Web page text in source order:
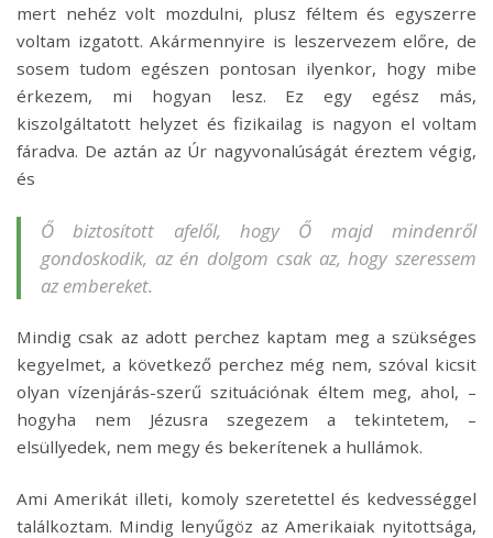
mert nehéz volt mozdulni, plusz féltem és egyszerre
voltam izgatott. Akármennyire is leszervezem előre, de
sosem tudom egészen pontosan ilyenkor, hogy mibe
érkezem, mi hogyan lesz. Ez egy egész más,
kiszolgáltatott helyzet és fizikailag is nagyon el voltam
fáradva. De aztán az Úr nagyvonalúságát éreztem végig,
és
Ő biztosított afelől, hogy Ő majd mindenről
gondoskodik, az én dolgom csak az, hogy szeressem
az embereket.
Mindig csak az adott perchez kaptam meg a szükséges
kegyelmet, a következő perchez még nem, szóval kicsit
olyan vízenjárás-szerű szituációnak éltem meg, ahol, –
hogyha nem Jézusra szegezem a tekintetem, –
elsüllyedek, nem megy és bekerítenek a hullámok.
Ami Amerikát illeti, komoly szeretettel és kedvességgel
találkoztam. Mindig lenyűgöz az Amerikaiak nyitottsága,